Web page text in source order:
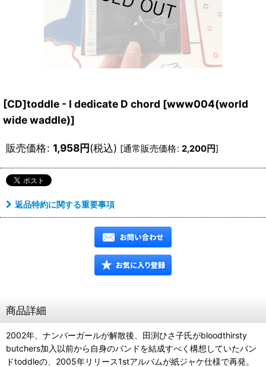
[CD]toddle - I dedicate D chord [www004(world
wide waddle)]
販売価格: 1,958円(税込) [通常販売価格: 2,200円]
返品特約に関する重要事項
商品詳細
2002年、ナンバーガールが解散後、田渕ひさ子氏がbloodthirsty
butchers加入以前から自身のバンドを結成すべく構想していたバン
ドtoddleの、2005年リリース1stアルバムが紙ジャケ仕様で再発。